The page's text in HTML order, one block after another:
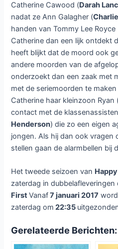
Catherine Cawood (Darah
nadat ze Ann Galagher (
handen van Tommy Lee Royce
Catherine dan een lijk ontdekt
heeft blijkt dat de moord ook
andere moorden van de
onderzoekt dan een zaak met
met de seriemoorden te
Catherine haar kleinzoon Ryan
contact met de
Henderson) die zo een eigen
jongen. Als hij dan ook vragen
stellen gaan de alarmbellen bij
Het tweede seizoen van
zaterdag in
FirstVanaf7 januari 2017
zaterdag om 22:35
Gerelateerde Berichten: